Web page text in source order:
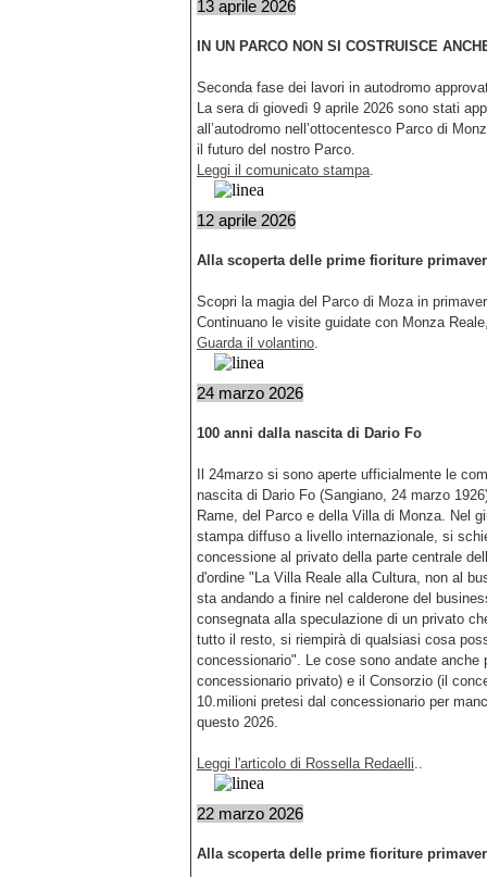
13 aprile 2026
IN UN PARCO NON SI COSTRUISCE
Seconda fase dei lavori in autodromo
La sera di giovedì 9 aprile 2026 sono stati
all’autodromo nell’ottocentesco Parco di
il futuro del nostro Parco.
Leggi il comunicato stampa.
12 aprile 2026
Alla scoperta delle prime fioriture
Scopri la magia del Parco di Moza in
Continuano le visite guidate con Monza
Guarda il volantino.
24 marzo 2026
100 anni dalla nascita di Dario Fo
Il 24marzo si sono aperte ufficialmente le
nascita di Dario Fo (Sangiano, 24 marzo
Rame, del Parco e della Villa di Monza. Nel
stampa diffuso a livello internazionale, si
concessione al privato della parte centrale
d'ordine "La Villa Reale alla Cultura, non al
sta andando a finire nel calderone del
consegnata alla speculazione di un privato
tutto il resto, si riempirà di qualsiasi cosa
concessionario". Le cose sono andate anche
concessionario privato) e il Consorzio (il
10.milioni pretesi dal concessionario per
questo 2026.
Leggi l'articolo di Rossella Redaelli..
22 marzo 2026
Alla scoperta delle prime fioriture